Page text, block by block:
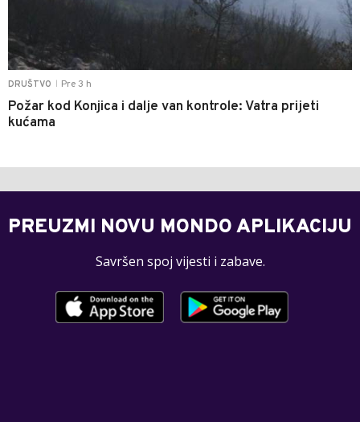
DRUŠTVO Pre 3 h
Požar kod Konjica i dalje van kontrole: Vatra prijeti
kućama
PREUZMI NOVU MONDO APLIKACIJU
Savršen spoj vijesti i zabave.